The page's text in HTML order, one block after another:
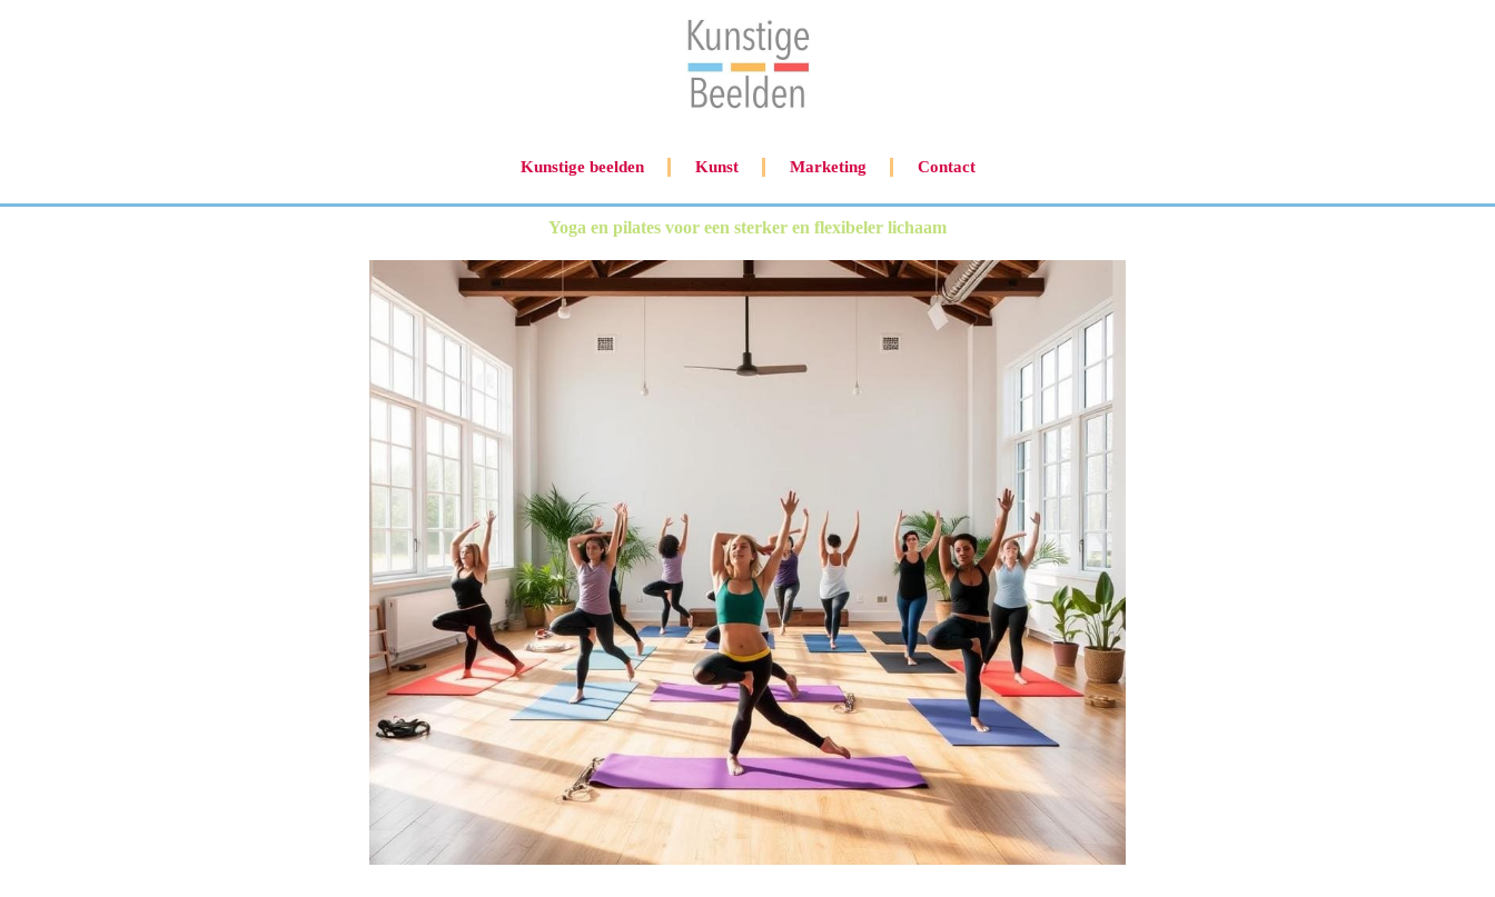
Kunstige beelden Kunst Marketing Contact
Yoga en pilates voor een sterker en flexibeler lichaam